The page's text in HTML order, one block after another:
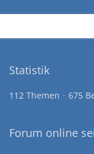
Statistik
112 Themen 675
Forum online